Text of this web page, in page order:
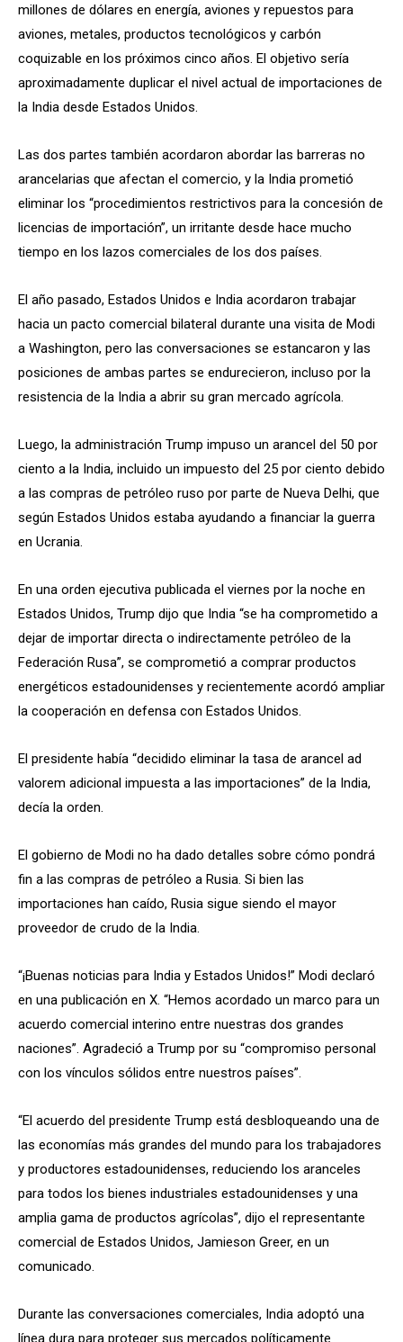
millones de dólares en energía, aviones y repuestos para
aviones, metales, productos tecnológicos y carbón
coquizable en los próximos cinco años. El objetivo sería
aproximadamente duplicar el nivel actual de importaciones de
la India desde Estados Unidos.
Las dos partes también acordaron abordar las barreras no
arancelarias que afectan el comercio, y la India prometió
eliminar los “procedimientos restrictivos para la concesión de
licencias de importación”, un irritante desde hace mucho
tiempo en los lazos comerciales de los dos países.
El año pasado, Estados Unidos e India acordaron trabajar
hacia un pacto comercial bilateral durante una visita de Modi
a Washington, pero las conversaciones se estancaron y las
posiciones de ambas partes se endurecieron, incluso por la
resistencia de la India a abrir su gran mercado agrícola.
Luego, la administración Trump impuso un arancel del 50 por
ciento a la India, incluido un impuesto del 25 por ciento debido
a las compras de petróleo ruso por parte de Nueva Delhi, que
según Estados Unidos estaba ayudando a financiar la guerra
en Ucrania.
En una orden ejecutiva publicada el viernes por la noche en
Estados Unidos, Trump dijo que India “se ha comprometido a
dejar de importar directa o indirectamente petróleo de la
Federación Rusa”, se comprometió a comprar productos
energéticos estadounidenses y recientemente acordó ampliar
la cooperación en defensa con Estados Unidos.
El presidente había “decidido eliminar la tasa de arancel ad
valorem adicional impuesta a las importaciones” de la India,
decía la orden.
El gobierno de Modi no ha dado detalles sobre cómo pondrá
fin a las compras de petróleo a Rusia. Si bien las
importaciones han caído, Rusia sigue siendo el mayor
proveedor de crudo de la India.
“¡Buenas noticias para India y Estados Unidos!” Modi declaró
en una publicación en X. “Hemos acordado un marco para un
acuerdo comercial interino entre nuestras dos grandes
naciones”. Agradeció a Trump por su “compromiso personal
con los vínculos sólidos entre nuestros países”.
“El acuerdo del presidente Trump está desbloqueando una de
las economías más grandes del mundo para los trabajadores
y productores estadounidenses, reduciendo los aranceles
para todos los bienes industriales estadounidenses y una
amplia gama de productos agrícolas”, dijo el representante
comercial de Estados Unidos, Jamieson Greer, en un
comunicado.
Durante las conversaciones comerciales, India adoptó una
línea dura para proteger sus mercados políticamente